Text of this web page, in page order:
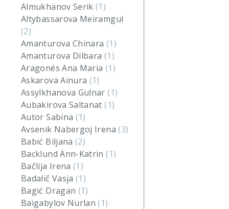
Almukhanov Serik(1)
Altybassarova Meiramgul
(2)
Amanturova Chinara (1)
Amanturova Dilbara (1)
Aragonés Ana Maria (1)
Askarova Ainura (1)
Assylkhanova Gulnar(1)
Aubakirova Saltanat(1)
Autor Sabina (1)
Avsenik Nabergoj Irena(3)
Babić Biljana(2)
Backlund Ann-Katrin(1)
Bačlija Irena(1)
Badalič Vasja(1)
Bagić Dragan (1)
Baigabylov Nurlan(1)